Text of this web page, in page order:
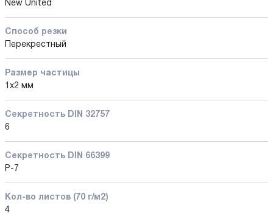
New United
Способ резки
Перекрестный
Размер частицы
1х2 мм
Секретность DIN 32757
6
Секретность DIN 66399
P-7
Кол-во листов (70 г/м2)
4